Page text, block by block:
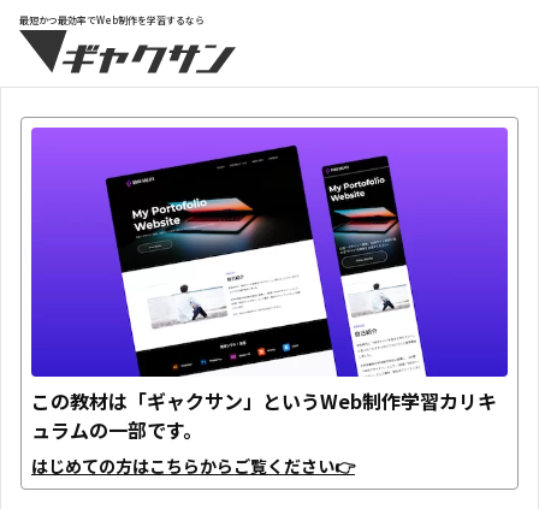
最短かつ最効率でWeb制作を学習するなら
この教材は「ギャクサン」というWeb制作学習カリキ
ュラムの一部です。
はじめての方はこちらからご覧ください👉